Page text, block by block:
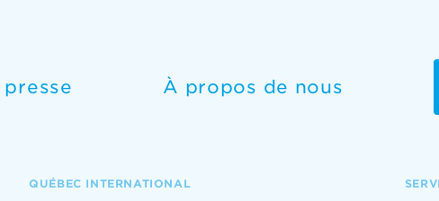
presse À propos de nous
QUÉBEC INTERNATIONAL